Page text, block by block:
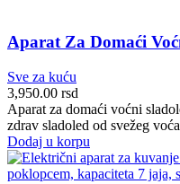
Aparat Za Domaći
Sve za kuću
3,950.00 rsd
Aparat za domaći voćni
zdrav sladoled od svežeg
Dodaj u korpu